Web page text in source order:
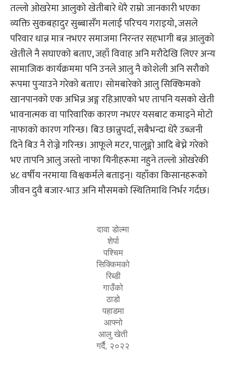
तल्लो ओखरेमा आलुको खेतीबारे धेरै राम्रो जानकारी भएका
व्यक्ति सुकबहादुर सुब्बासँग मलाई परिचय गराइयो, जसले
परिवार धान्न मात्र नभएर समाजमा निरन्तर सहभागी बन्न आलुको
खेतीले नै सघाएको बताए, जहाँ विवाह अनि मरौदेखि लिएर अन्य
सामाजिक कार्यक्रममा पनि उनले आलु नै कोशेली अनि सरौको
रूपमा पुऱ्याउने गरेको बताए। सोमबारेको आलु सिक्किमको
खानपानको एक अभिन्न अङ्ग रहिआएको भए तापनि यसको खेती
भावनात्मक वा पारिवारिक कारण नभएर यसबाट कमाइने मोटो
नाफाको कारण गरिन्छ। बिउ छान्नुपर्दा, सबैभन्दा धेरै उब्जनी
दिने बिउ नै रोज्ने गरिन्छ। आफूले मटर, पालुङ्गो आदि बेच्ने गरेको
भए तापनि आलु जस्तो नाफा यिनीहरूमा नहुने तल्लो ओखरेकी
४८ वर्षीय नरमाया विश्वकर्मले बताइन्। यहाँका किसानहरूको
जीवन दुवै बजार-भाउ अनि मौसमको स्थितिमाथि निर्भर गर्दछ।
दावा डोल्मा
शेर्पा
पश्चिम
सिक्किमको
रिब्डी
गाउँको
ठाडो
पहाडमा
आफ्नो
आलु खेती
गर्दै, २०२२